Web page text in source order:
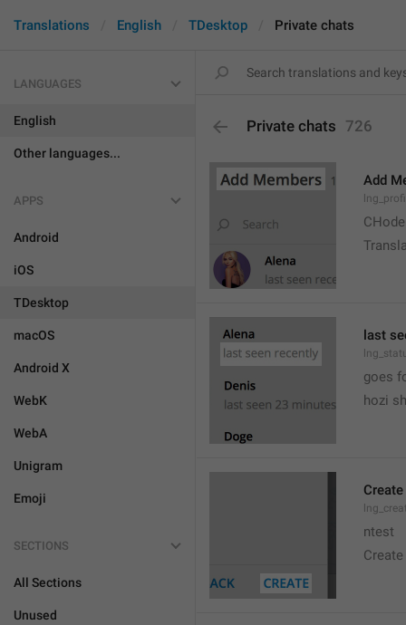
Translations English TDesktop Private chats
LANGUAGES
English
Other languages...
APPS
Android
iOS
TDesktop
macOS
Android X
WebK
WebA
Unigram
Emoji
SECTIONS
All Sections
Unused
Private chats 726
Add
last
goes
hozi
Create
ntest